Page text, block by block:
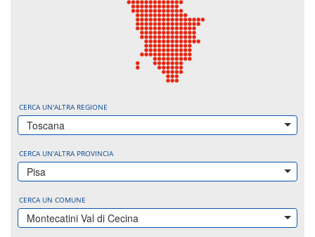
CERCA UN'ALTRA REGIONE
Toscana
CERCA UN'ALTRA PROVINCIA
Pisa
CERCA UN COMUNE
Montecatini Val di Cecina